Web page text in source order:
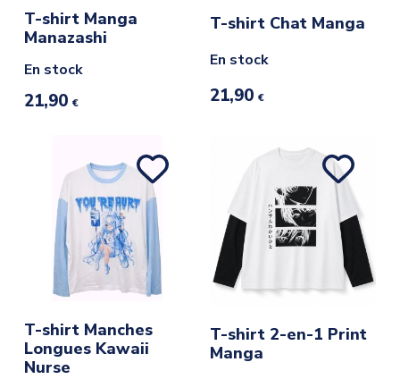
T-shirt Manga
Manazashi
En stock
21,90 €
T-shirt Chat Manga
En stock
21,90 €
T-shirt Manches
Longues Kawaii
Nurse
T-shirt 2-en-1 Print
Manga